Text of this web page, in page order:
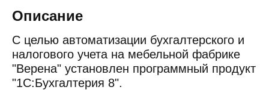
Описание
С целью автоматизации бухгалтерского и
налогового учета на мебельной фабрике
"Верена" установлен программный продукт
"1С:Бухгалтерия 8".